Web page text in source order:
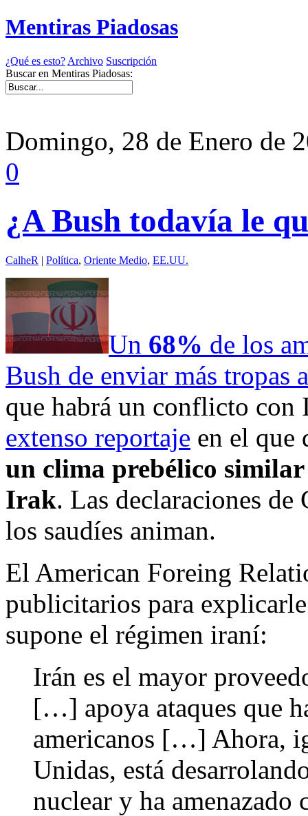
Mentiras Piadosas
¿Qué es esto? Archivo Suscripción
Buscar en Mentiras Piadosas:
Domingo, 28 de Enero de
0
¿A Bush todavía le
CalheR | Política, Oriente Medio, EE.UU.
Un 68% de los
Bush de enviar más tropas
que habrá un conflicto
extenso reportaje en el que
un clima prebélico
Irak. Las declaraciones de
los saudíes animan.
El American Foreing
publicitarios para
supone el régimen iraní:
Irán es el mayor
[…] apoya ataques que
americanos […] Ahora,
Unidas, está
nuclear y ha